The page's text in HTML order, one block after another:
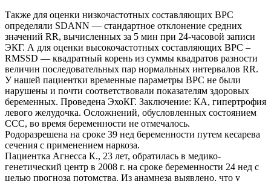
Также для оценки низкочастотных составляющих ВРС
определяли SDANN — стандартное отклонение средних
значений RR, вычисленных за 5 мин при 24-часовой записи
ЭКГ. А для оценки высокочастотных составляющих ВРС –
RMSSD — квадратный корень из суммы квадратов разности
величин последовательных пар нормальных интервалов RR.
У нашей пациентки временные параметры ВРС не были
нарушены и почти соответствовали показателям здоровых
беременных. Проведена ЭхоКГ. Заключение: КА, гипертрофия
левого желудочка. Осложнений, обусловленных состоянием
ССС, во время беременности не отмечалось.
Родоразрешена на сроке 39 нед беременности путем кесарева
сечения с применением наркоза.
Пациентка Агнесса К., 23 лет, обратилась в медико-
генетический центр в 2008 г. на сроке беременности 24 нед с
целью прогноза потомства. Из анамнеза выявлено, что у